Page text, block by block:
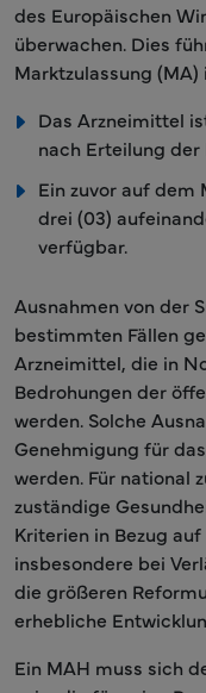
des Europäischen
überwachen. Dies
Marktzulassung
Das Arzneimittel
nach Erteilung
Ein zuvor auf
drei (03)
verfügbar.
Ausnahmen von der
bestimmten Fällen
Arzneimittel, die in
Bedrohungen der
werden. Solche
Genehmigung für
werden. Für national
zuständige
Kriterien in Bezug
insbesondere bei
die größeren
erhebliche
Ein MAH muss sich